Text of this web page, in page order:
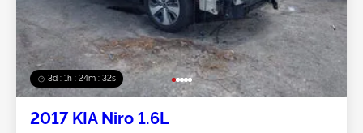
3d : 1h : 24m : 29s
2017 KIA Niro 1.6L